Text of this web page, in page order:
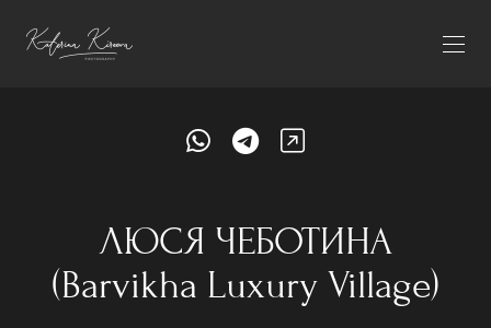
ЛЮСЯ ЧЕБОТИНА
(Barvikha Luxury Village)